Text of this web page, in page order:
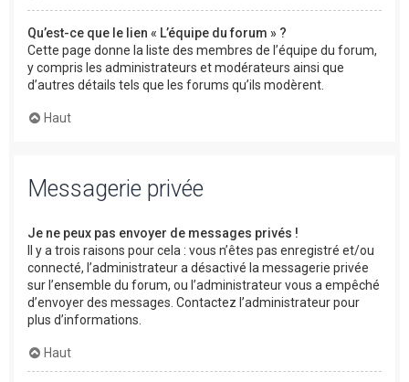
Qu’est-ce que le lien « L’équipe du forum » ?
Cette page donne la liste des membres de l’équipe du forum,
y compris les administrateurs et modérateurs ainsi que
d’autres détails tels que les forums qu’ils modèrent.
Haut
Messagerie privée
Je ne peux pas envoyer de messages privés !
Il y a trois raisons pour cela : vous n’êtes pas enregistré et/ou
connecté, l’administrateur a désactivé la messagerie privée
sur l’ensemble du forum, ou l’administrateur vous a empêché
d’envoyer des messages. Contactez l’administrateur pour
plus d’informations.
Haut